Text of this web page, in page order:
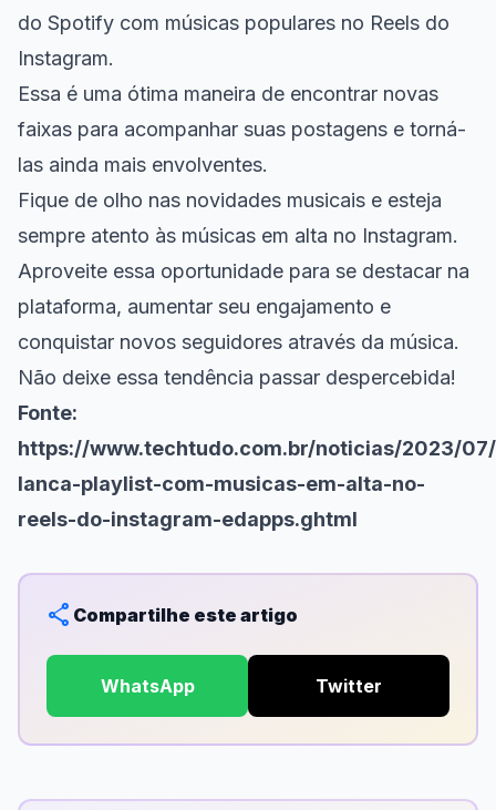
do Spotify com músicas populares no Reels do
Instagram.
Essa é uma ótima maneira de encontrar novas
faixas para acompanhar suas postagens e torná-
las ainda mais envolventes.
Fique de olho nas novidades musicais e esteja
sempre atento às músicas em alta no Instagram.
Aproveite essa oportunidade para se destacar na
plataforma, aumentar seu engajamento e
conquistar novos seguidores através da música.
Não deixe essa tendência passar despercebida!
Fonte:
https://www.techtudo.com.br/noticias/2023/
lanca-playlist-com-musicas-em-alta-no-
reels-do-instagram-edapps.ghtml
share Compartilhe este artigo
WhatsApp Twitter